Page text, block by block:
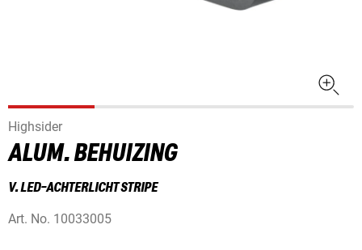
Highsider
ALUM. BEHUIZING
V. LED-ACHTERLICHT STRIPE
Art. No. 10033005